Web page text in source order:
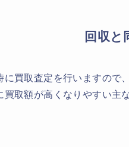
回収と
に買取査定を行いますので
取額が高くなりやすい主